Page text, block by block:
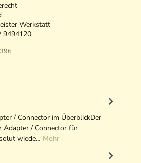
Werkstatt
9494120
/ Connector im ÜberblickDer
Adapter / Connector für
wiede… Mehr